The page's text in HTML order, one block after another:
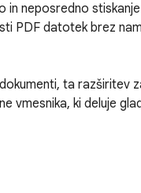
neposredno
PDF datotek brez
ta razširitev
vmesnika, ki deluje